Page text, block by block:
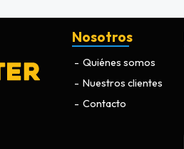
Nosotros
Quiénes somos
Nuestros clientes
Contacto